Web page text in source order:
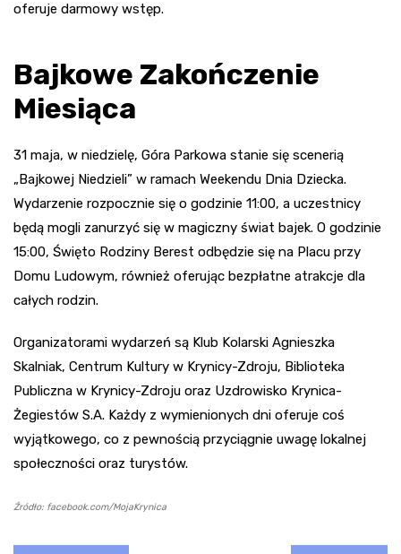
oferuje darmowy wstęp.
Bajkowe Zakończenie
Miesiąca
31 maja, w niedzielę, Góra Parkowa stanie się scenerią
„Bajkowej Niedzieli” w ramach Weekendu Dnia Dziecka.
Wydarzenie rozpocznie się o godzinie 11:00, a uczestnicy
będą mogli zanurzyć się w magiczny świat bajek. O godzinie
15:00, Święto Rodziny Berest odbędzie się na Placu przy
Domu Ludowym, również oferując bezpłatne atrakcje dla
całych rodzin.
Organizatorami wydarzeń są Klub Kolarski Agnieszka
Skalniak, Centrum Kultury w Krynicy-Zdroju, Biblioteka
Publiczna w Krynicy-Zdroju oraz Uzdrowisko Krynica-
Żegiestów S.A. Każdy z wymienionych dni oferuje coś
wyjątkowego, co z pewnością przyciągnie uwagę lokalnej
społeczności oraz turystów.
Źródło: facebook.com/MojaKrynica